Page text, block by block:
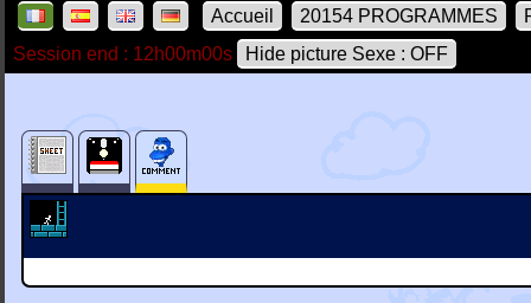
Accueil 20154 PROGRAMMES
Session end : 12h00m00s
Hide picture Sexe : OFF